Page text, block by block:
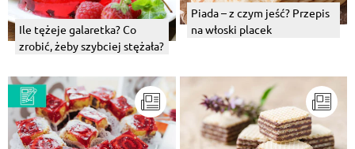
Ile tężeje galaretka? Co
zrobić, żeby szybciej stężała?
Piada – z czym jeść? Przepis
na włoski placek